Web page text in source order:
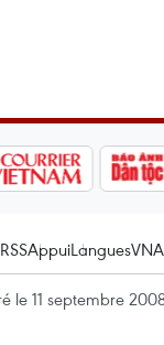
RSSAppuiLanguesVNA
le 11 septembre